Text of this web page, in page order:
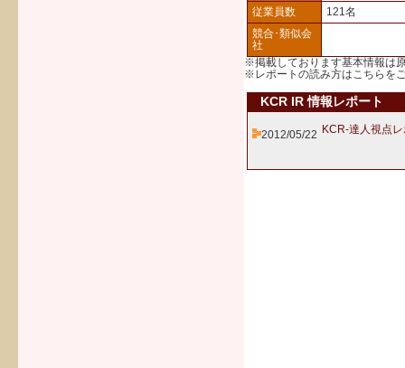
従業員数
121名
競合･類似会
社
※掲載しております基本情報は
※レポートの読み方はこちら を
KCR IR 情報レポート
2012/05/22 KCR-達人視点